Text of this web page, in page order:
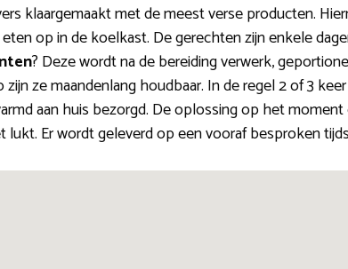
klaargemaakt met de meest verse producten.
op in de koelkast. De gerechten zijn enkele
? Deze wordt na de bereiding verwerk,
ze maandenlang houdbaar. In de regel 2 of 3
aan huis bezorgd. De oplossing op het
Er wordt geleverd op een vooraf besproken